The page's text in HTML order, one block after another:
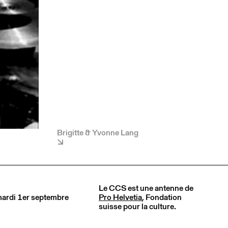
Brigitte & Yvonne Lang
1er septembre
Le CCS est une antenne de
Pro Helvetia, Fondation
suisse pour la culture.